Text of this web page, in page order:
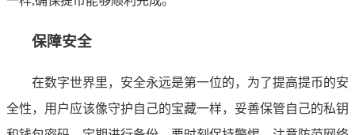
保障安全
在数字世界里，安全永远是第一位的，为了提高提币的安
全性，用户应该像守护自己的宝藏一样，妥善保管自己的私钥